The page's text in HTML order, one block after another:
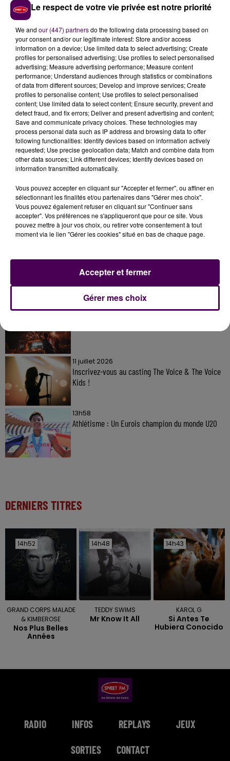
Au-delà de la question salariale,les grévistes d'Alto
refusent de voir leurs semaines passer de quatre à
cinq jours de travailet ne veulent pas non plus qu'on
revienne surl'acquis du"zéro jour de carence" en cas
de maladie quand la direction elle, souhaite instaurer
une période de trois jours.
... A LIRE AUSSI :
Le personnel réclame une hausse des salaires
#Alencon #Alto #grevehttps://t.co/xhe7enH31c
— Sweet FM (@SweetFmRadio)
À LA UNE
7 août 2026
11 juillet 2026
Inscrivez-vous au casting The Voice & The Voice
Kids !
13h58
Athlétisme : Un Eurois champion du monde U20
DERNIERS TITRES
14h52
14h52
GRAND CORPS MALADE
& KIMBEROSE
Nos Plus Belles
Années
14h48
14h48
TEDDY SWIMS
Mr Know It All
14h43
14h43
KAROL G
Si Antes Te
Hubiera Conocido
RADIO INFOS REPLAYS JEUX
SORTIES CONTACT
Le respect de votre vie privée est notre priorité
We and our (447) partnersdo the following data processing based on
your consent and/or our legitimate interest: Store and/or access
information on a device; Use limited data to select advertising; Create
profiles for personalised advertising; Use profiles to select personalised
advertising; Measure advertising performance; Measure content
performance; Understand audiences through statistics or combinations
of data from different sources; Develop and improve services; Create
profiles to personalise content; Use profiles to select personalised
content; Use limited data to select content; Ensure security, prevent and
detect fraud, and fix errors; Deliver and present advertising and content;
Save and communicate privacy choices. These technologies may
process personal data such as IP address and browsing data to offer
following functionalities: Identify devices based on information actively
requested; Use precise geolocation data; Match and combine data from
other data sources; Link different devices; Identify devices based on
information transmitted automatically.
Vous pouvez accepter en cliquant sur "Accepter et fermer", ou affiner en
sélectionnant les finalités et/ou partenaires dans "Gérer mes choix".
Vous pouvez également refuser en cliquant sur "Continuer sans
accepter". Vos préférences ne s'appliqueront que pour ce site. Vous
pouvez mettre à jour vos choix, ou retirer votre consentement à tout
moment via le lien "Gérer les cookies" situé en bas de chaque page.
Gérer mes choix
Accepter et fermer